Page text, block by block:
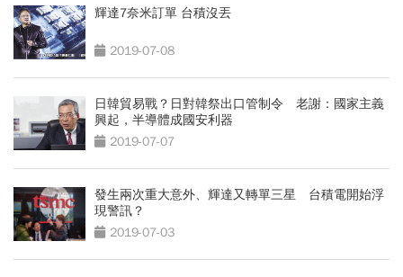
輝達7奈米訂單 台積沒丟
2019-07-08
日韓貿易戰？日對韓祭出口管制令 老謝：國家主義
興起，半導體成國安利器
2019-07-07
發生兩次重大意外、輝達又轉單三星 台積電開始浮
現警訊？
2019-07-03